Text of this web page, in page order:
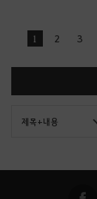
1 2 3